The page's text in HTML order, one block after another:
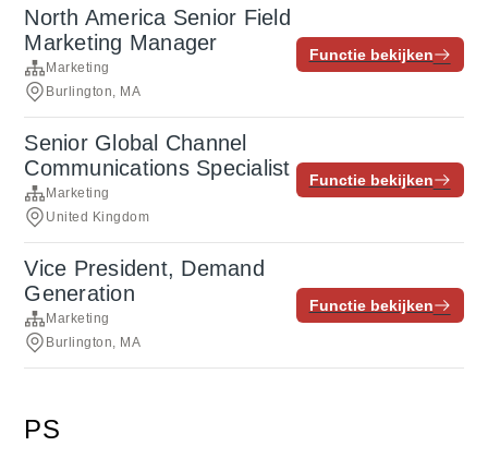
North America Senior Field
Marketing Manager
Marketing
Burlington, MA
Functie bekijken
Senior Global Channel
Communications Specialist
Marketing
United Kingdom
Functie bekijken
Vice President, Demand
Generation
Marketing
Burlington, MA
Functie bekijken
PS